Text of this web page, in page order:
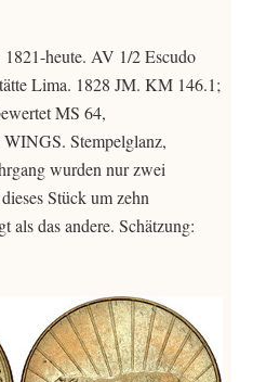
heute. AV 1/2 Escudo
Lima. 1828 JM. KM 146.1;
MS 64,
Stempelglanz,
wurden nur zwei
Stück um zehn
als das andere. Schätzung: